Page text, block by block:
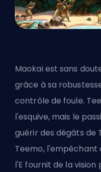
Maokai est sans
grâce à sa
contrôle de foule.
l'esquive, mais le
guérir des dégâts de
Teemo, l'empêchant
l'E fournit de la